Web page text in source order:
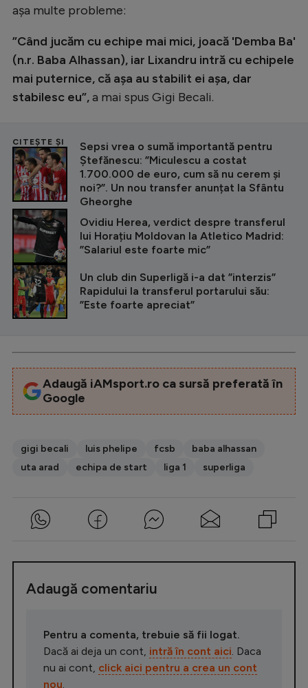
așa multe probleme:
”Când jucăm cu echipe mai mici, joacă 'Demba Ba'
(n.r. Baba Alhassan), iar Lixandru intră cu echipele
mai puternice, că aşa au stabilit ei aşa, dar
stabilesc eu”,a mai spus Gigi Becali.
CITEȘTE ȘI
Sepsi vrea o sumă importantă pentru
Ștefănescu: ”Miculescu a costat
1.700.000 de euro, cum să nu cerem și
noi?”. Un nou transfer anunțat la Sfântu
Gheorghe
Ovidiu Herea, verdict despre transferul
lui Horațiu Moldovan la Atletico Madrid:
”Salariul este foarte mic”
Un club din Superligă i-a dat ”interzis”
Rapidului la transferul portarului său:
”Este foarte apreciat”
Adaugă iAMsport.ro ca sursă preferată în
Google
gigi becali luis phelipe fcsb
baba alhassan
uta arad
echipa de start liga 1 superliga
Adaugă comentariu
Pentru a comenta, trebuie să fii logat.
Dacă ai deja un cont, intră în cont aici . Daca
nu ai cont, click aici pentru a crea un cont
nou